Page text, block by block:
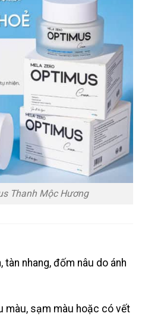
Thanh Mộc Hương
tàn nhang, đốm nâu do ánh
màu, sạm màu hoặc có vết